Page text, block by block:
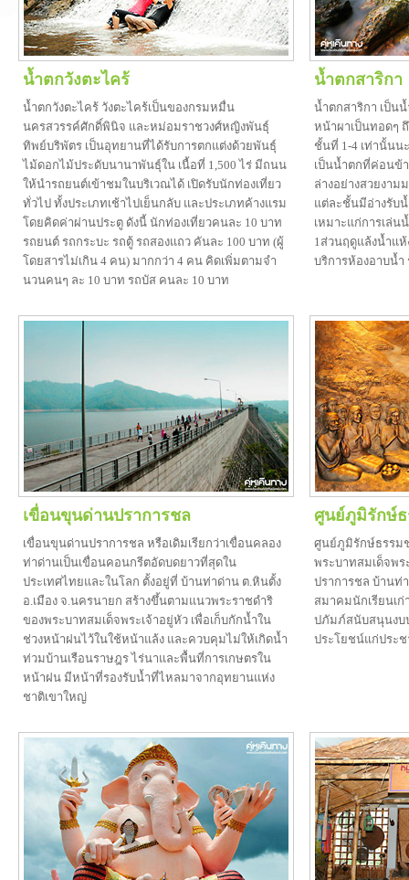
น้ำตกวังตะไคร้
น้ำตกวังตะไคร้ วังตะไคร้เป็นของกรมหมื่น
นครสวรรค์ศักดิ์พินิจ และหม่อมราชวงศ์หญิงพันธุ์
ทิพย์บริพัตร เป็นอุทยานที่ได้รับการตกแต่งด้วยพันธุ์
ไม้ดอกไม้ประดับนานาพันธุ์ใน เนื้อที่ 1,500 ไร่ มีถนน
ให้นำรถยนต์เข้าชมในบริเวณได้ เปิดรับนักท่องเที่ยว
ทั่วไป ทั้งประเภทเช้าไปเย็นกลับ และประเภทค้างแรม
โดยคิดค่าผ่านประตู ดังนี้ นักท่องเที่ยวคนละ 10 บาท
รถยนต์ รถกระบะ รถตู้ รถสองแถว คันละ 100 บาท (ผู้
โดยสารไม่เกิน 4 คน) มากกว่า 4 คน คิดเพิ่มตามจำ
นวนคนๆ ละ 10 บาท รถบัส คนละ 10 บาท
น้ำตกสาริกา
น้ำตกสาริกา เป็น
หน้าผาเป็นทอดๆ
ชั้นที่ 1-4 เท่านั้นน
เป็นน้ำตกที่ค่อนข้า
ล่างอย่างสวยงาม
แต่ละชั้นมีอ่างรับ
เหมาะแก่การเล่
1ส่วนฤดูแล้งน้ำแ
บริการห้องอาบน้ำ
เขื่อนขุนด่านปราการชล
เขื่อนขุนด่านปราการชล หรือเดิมเรียกว่าเขื่อนคลอง
ท่าด่านเป็นเขื่อนคอนกรีตอัดบดยาวที่สุดใน
ประเทศไทยและในโลก ตั้งอยู่ที่ บ้านท่าด่าน ต.หินตั้ง
อ.เมือง จ.นครนายก สร้างขึ้นตามแนวพระราชดำริ
ของพระบาทสมเด็จพระเจ้าอยู่หัว เพื่อเก็บกักน้ำใน
ช่วงหน้าฝนไว้ในใช้หน้าแล้ง และควบคุมไม่ให้เกิดน้ำ
ท่วมบ้านเรือนราษฎร ไร่นาและพื้นที่การเกษตรใน
หน้าฝน มีหน้าที่รองรับน้ำที่ไหลมาจากอุทยานแห่ง
ชาติเขาใหญ่
ศูนย์ภูมิรักษ์
ศูนย์ภูมิรักษ์ธรรม
พระบาทสมเด็จพร
ปราการชล บ้านท่
สมาคมนักเรียนเ
ปภัมภ์สนับสนุนงบ
ประโยชน์แก่ประ